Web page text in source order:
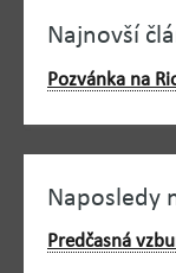
Najnovší
Pozvánka na
Naposledy
Predčasná